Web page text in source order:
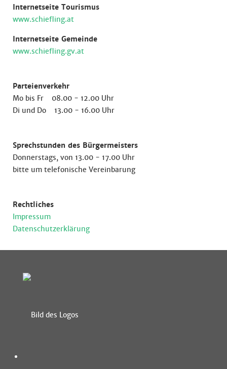
Internetseite Tourismus
www.schiefling.at
Internetseite Gemeinde
www.schiefling.gv.at
Parteienverkehr
Mo bis Fr 08.00 - 12.00 Uhr
Di und Do 13.00 - 16.00 Uhr
Sprechstunden des Bürgermeisters
Donnerstags, von 13.00 - 17.00 Uhr
bitte um telefonische Vereinbarung
Rechtliches
Impressum
Datenschutzerklärung